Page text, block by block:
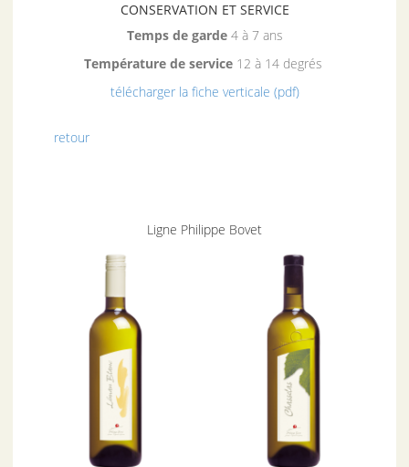
CONSERVATION ET SERVICE
Temps de garde4 à 7 ans
Température de service12 à 14 degrés
télécharger la fiche verticale (pdf)
retour
Ligne Philippe Bovet